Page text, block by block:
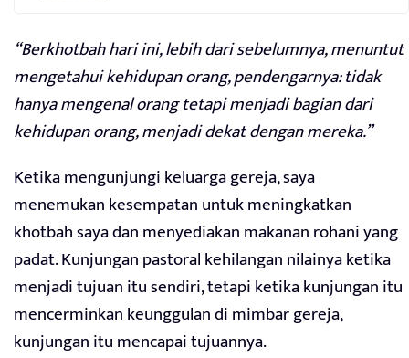
“Berkhotbah hari ini, lebih dari sebelumnya, menuntut
mengetahui kehidupan orang, pendengarnya: tidak
hanya mengenal orang tetapi menjadi bagian dari
kehidupan orang, menjadi dekat dengan mereka.”
Ketika mengunjungi keluarga gereja, saya
menemukan kesempatan untuk meningkatkan
khotbah saya dan menyediakan makanan rohani yang
padat. Kunjungan pastoral kehilangan nilainya ketika
menjadi tujuan itu sendiri, tetapi ketika kunjungan itu
mencerminkan keunggulan di mimbar gereja,
kunjungan itu mencapai tujuannya.